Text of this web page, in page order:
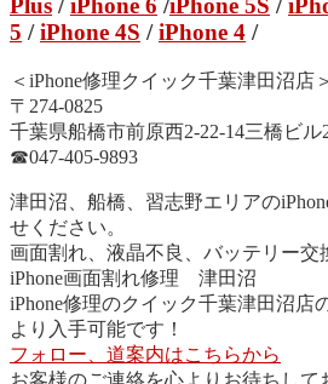
Plus /iPhone 6 /iPhone 5S /
5 /iPhone 4S /iPhone 4 /
＜iPhone修理クイック千葉津田沼店＞
〒274-0825
千葉県船橋市前原西2-22-14三橋ビル
☎︎047-405-9893
津田沼、船橋、習志野エリアの
せください。
画面割れ、液晶不良、バッテリー交
iPhone画面割れ修理 津田沼
iPhone修理のクイック千葉津田沼店
より入手可能です！
フォロー、道案内はこちらから
お客様のご連絡を心よりお待ちして